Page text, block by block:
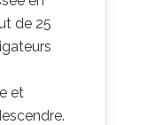
de 25
et